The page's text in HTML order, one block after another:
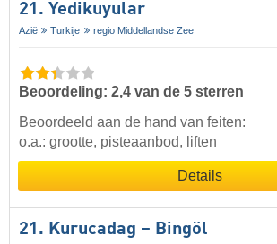
21. Yedikuyular
Azië Turkije regio Middellandse Zee
Beoordeling: 2,4 van de 5 sterren
Beoordeeld aan de hand van feiten:
o.a.: grootte, pisteaanbod, liften
Details
21. Kurucadag – Bingöl